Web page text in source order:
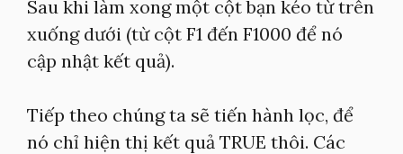
Sau khi làm xong một cột bạn kéo từ trên
xuống dưới (từ cột F1 đến F1000 để nó
cập nhật kết quả).
Tiếp theo chúng ta sẽ tiến hành lọc, để
nó chỉ hiện thị kết quả TRUE thôi. Các